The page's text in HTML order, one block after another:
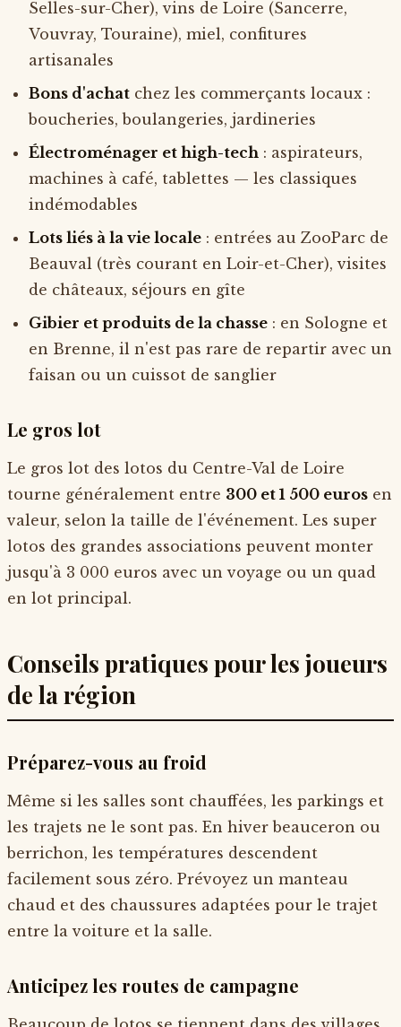
Selles-sur-Cher), vins de Loire (Sancerre,
Vouvray, Touraine), miel, confitures
artisanales
Bons d'achat chez les commerçants locaux :
boucheries, boulangeries, jardineries
Électroménager et high-tech : aspirateurs,
machines à café, tablettes — les classiques
indémodables
Lots liés à la vie locale : entrées au ZooParc de
Beauval (très courant en Loir-et-Cher), visites
de châteaux, séjours en gîte
Gibier et produits de la chasse : en Sologne et
en Brenne, il n'est pas rare de repartir avec un
faisan ou un cuissot de sanglier
Le gros lot
Le gros lot des lotos du Centre-Val de Loire
tourne généralement entre 300 et 1 500 euros en
valeur, selon la taille de l'événement. Les super
lotos des grandes associations peuvent monter
jusqu'à 3 000 euros avec un voyage ou un quad
en lot principal.
Conseils pratiques pour les joueurs
de la région
Préparez-vous au froid
Même si les salles sont chauffées, les parkings et
les trajets ne le sont pas. En hiver beauceron ou
berrichon, les températures descendent
facilement sous zéro. Prévoyez un manteau
chaud et des chaussures adaptées pour le trajet
entre la voiture et la salle.
Anticipez les routes de campagne